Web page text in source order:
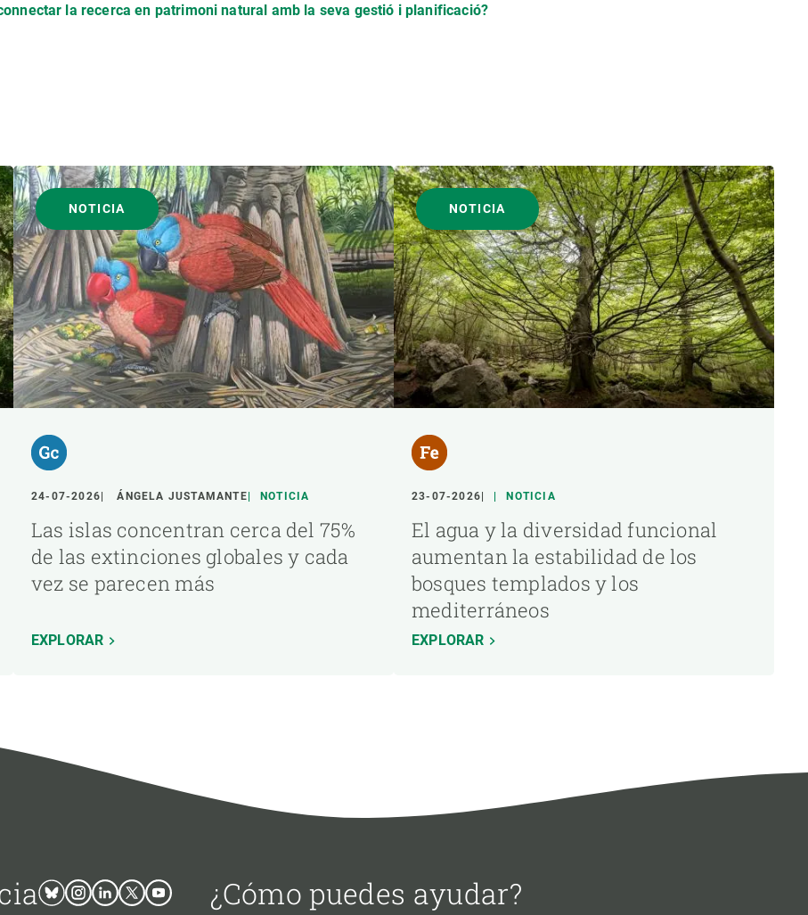
la recerca en patrimoni natural amb la seva gestió i planificació?
NOTICIA
24-07-2026 ÁNGELA JUSTAMANTE NOTICIA
Las islas concentran cerca del 75%
de las extinciones globales y cada
vez se parecen más
EXPLORAR
NOTICIA
23-07-2026 NOTICIA
El agua y la diversidad funcional
aumentan la estabilidad de los
bosques templados y los
mediterráneos
EXPLORAR
BlueskyInstagram
LinkedinTwitterYoutube ¿Cómo puedes ayudar?